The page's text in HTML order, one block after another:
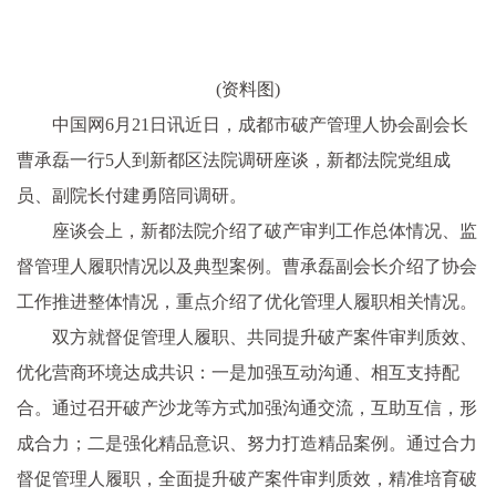
(资料图)
中国网6月21日讯近日，成都市破产管理人协会副会长
曹承磊一行5人到新都区法院调研座谈，新都法院党组成
员、副院长付建勇陪同调研。
座谈会上，新都法院介绍了破产审判工作总体情况、监
督管理人履职情况以及典型案例。曹承磊副会长介绍了协会
工作推进整体情况，重点介绍了优化管理人履职相关情况。
双方就督促管理人履职、共同提升破产案件审判质效、
优化营商环境达成共识：一是加强互动沟通、相互支持配
合。通过召开破产沙龙等方式加强沟通交流，互助互信，形
成合力；二是强化精品意识、努力打造精品案例。通过合力
督促管理人履职，全面提升破产案件审判质效，精准培育破